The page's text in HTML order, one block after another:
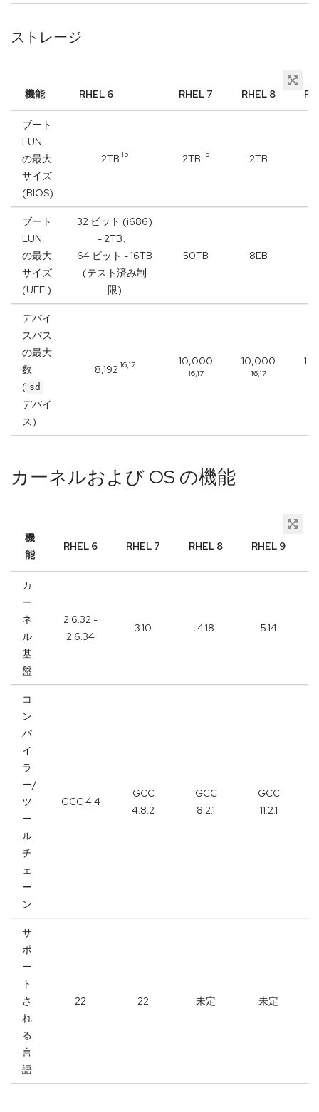
ストレージ
機能 RHEL 6 RHEL 7 RHEL 8
ブート
LUN
の最大
サイズ
(BIOS)
2TB 15 2TB 15 2TB
ブート
LUN
の最大
サイズ
(UEFI)
32 ビット (i686)
- 2TB、
64 ビット - 16TB
(テスト済み制
限)
50TB 8EB
デバイ
スパス
の最大
数
( sd
デバイ
ス)
8,192 16,17 10,000
16,17
10,000
16,17
カーネルおよび OS の機能
機
能
RHEL 6 RHEL 7 RHEL 8 RHEL 9
カ
ー
ネ
ル
基
盤
2.6.32 -
2.6.34
3.10 4.18 5.14
コ
ン
パ
イ
ラ
ー/
ツ
ー
ル
チ
ェ
ー
ン
GCC 4.4
GCC
4.8.2
GCC
8.2.1
GCC
11.2.1
サ
ポ
ー
ト
さ
れ
る
言
語
22 22 未定 未定